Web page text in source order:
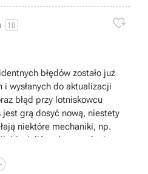
10 
błędów zostało już
wysłanych do aktualizacji
błąd przy lotniskowcu
jest grą dosyć nową, niestety
niektóre mechaniki, np.
Musieliśmy bazować więc na
na celu przede wszystkim
produkcją, a tym